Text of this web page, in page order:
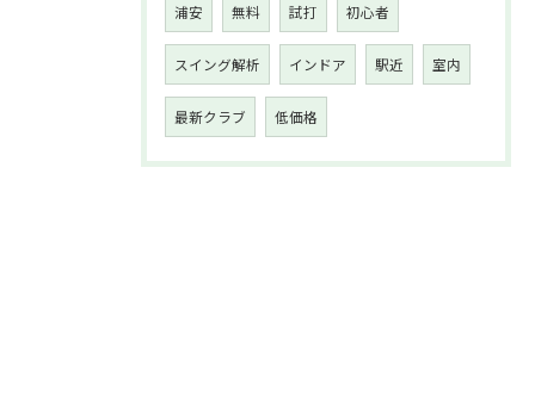
浦安 無料 試打 初心者
スイング解析 インドア 駅近 室内
最新クラブ 低価格